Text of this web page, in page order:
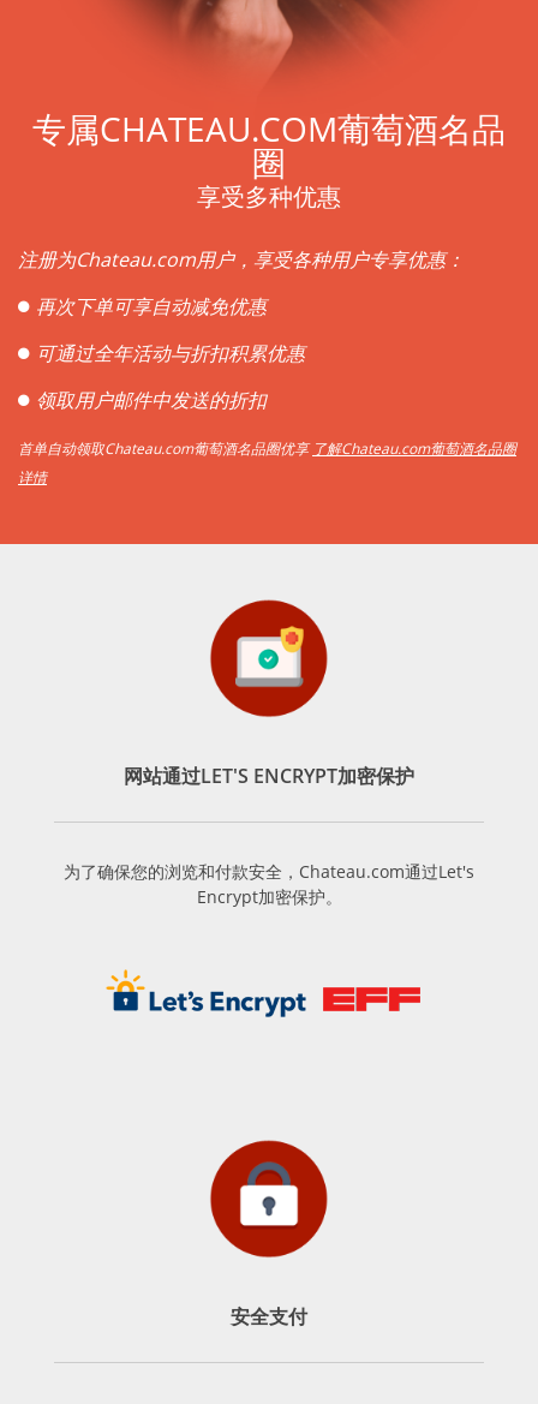
专属CHATEAU.COM葡萄酒名品
圈
享受多种优惠
注册为Chateau.com用户，享受各种用户专享优惠：
再次下单可享自动减免优惠
可通过全年活动与折扣积累优惠
领取用户邮件中发送的折扣
首单自动领取Chateau.com葡萄酒名品圈优享 了解Chateau.com葡萄酒名品圈
详情
网站通过LET'S ENCRYPT加密保护
为了确保您的浏览和付款安全，Chateau.com通过Let's
Encrypt加密保护。
安全支付